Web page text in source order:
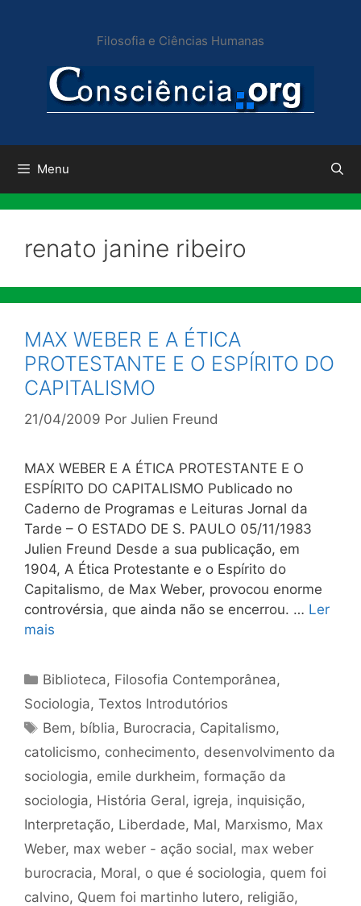
conteúdo
Filosofia e Ciências Humanas
Menu
renato janine ribeiro
MAX WEBER E A ÉTICA
PROTESTANTE E O ESPÍRITO DO
CAPITALISMO
21/04/2009 Por Julien Freund
MAX WEBER E A ÉTICA PROTESTANTE E O
ESPÍRITO DO CAPITALISMO Publicado no
Caderno de Programas e Leituras Jornal da
Tarde – O ESTADO DE S. PAULO 05/11/1983
Julien Freund Desde a sua publicação, em
1904, A Ética Protestante e o Espírito do
Capitalismo, de Max Weber, provocou enorme
controvérsia, que ainda não se encerrou. … Ler
mais
Categorias
Biblioteca, Filosofia Contemporânea,
Sociologia, Textos Introdutórios
Tags
Bem, bíblia, Burocracia, Capitalismo,
catolicismo, conhecimento, desenvolvimento da
sociologia, emile durkheim, formação da
sociologia, História Geral, igreja, inquisição,
Interpretação, Liberdade, Mal, Marxismo, Max
Weber, max weber - ação social, max weber
burocracia, Moral, o que é sociologia, quem foi
calvino, Quem foi martinho lutero, religião,